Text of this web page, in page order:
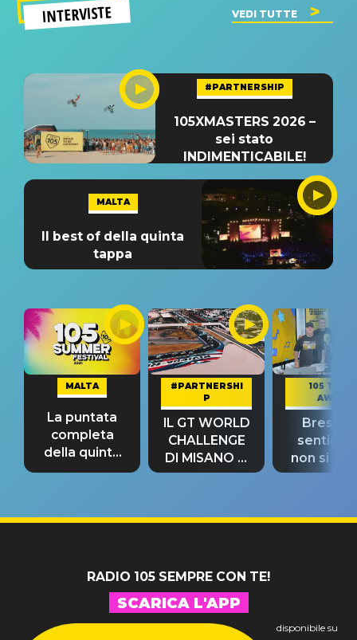
INTERVISTE VEDI TUTTE
#PARTNERSHIP
105XMASTERS 2026 –
sei stato
INDIMENTICABILE!
MALTA
Il best of della quinta
tappa
MALTA
La puntata
completa
della quinta
tappa
#PARTNERSHI
P
IL GT WORLD
CHALLENGE
DI MISANO si
riconferma
105 TAKE
AWAY
Bresh:
non si
fino alla
RADIO 105 SEMPRE CON TE!
SCARICA L'APP
disponibile su